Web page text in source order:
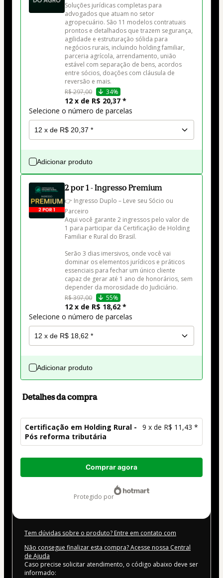
Soluções jurídicas completas para
advogados que atuam no setor
agropecuário. São 11 modelos contratuais
prontos e detalhados que trazem segurança,
agilidade e estruturação sólida para
negócios rurais, incluindo holding familiar,
parceria agrícola, arrendamento, união
estável com separação de bens, acordos
entre sócios, doações com cláusula de
reversão e mais.
R$ 297,00
34%
12 x de R$ 20,37 *
Selecione o número de parcelas
Adicionar produto
2 por 1 - Ingresso Premium
👉 Ingresso Duplo – Leve seu Sócio ou
Parceiro
Aqui você garante 2 ingressos pelo valor de
1 para participar da Certificação de Holding
Familiar e Rural do Brasil.
Serão 3 dias imersivos, onde você vai
dominar os elementos jurídicos e práticos
essenciais para fechar um único cliente
capaz de gerar até 1 ano de honorários, sem
depender da morosidade do Judiciário.
R$ 397,00
55%
12 x de R$ 18,62 *
Selecione o número de parcelas
Adicionar produto
Detalhes da compra
Certificação em Holding Rural -
Pós reforma tributária
9 x de R$ 11,43 *
Total
Comprar agora
protegido por
Tem dúvidas sobre o produto? Entre em contato com
Não consegue finalizar esta compra? Acesse nossa Central
de Ajuda
Caso precise solicitar atendimento, o código abaixo deve ser
informado: